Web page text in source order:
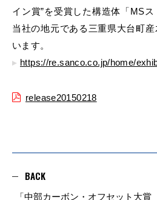
イン賞”を受賞した構造体「MSス
当社の地元である三重県大台町
います。
https://re.sanco.co.jp/home/
release20150218
BACK
「中部カーボン・オフセット大